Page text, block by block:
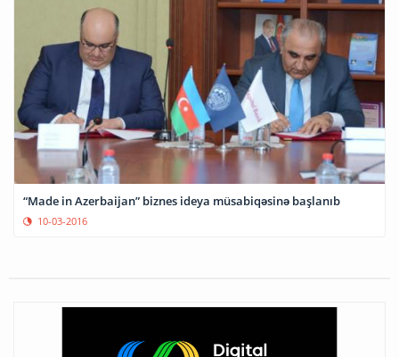
“Made in Azerbaijan” biznes ideya müsabiqəsinə başlanıb
10-03-2016